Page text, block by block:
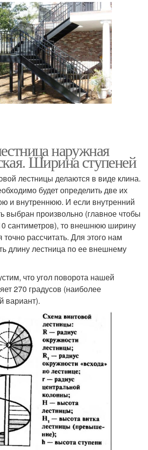
наружная
Ширина ступеней
лестницы делаются в виде клина.
будет определить две их
и внутреннюю. И если внутренний
выбран произвольно (главное чтобы
сантиметров), то внешнюю ширину
точно рассчитать. Для этого нам
длину лестница по ее внешнему
что угол поворота нашей
270 градусов (наиболее
вариант).